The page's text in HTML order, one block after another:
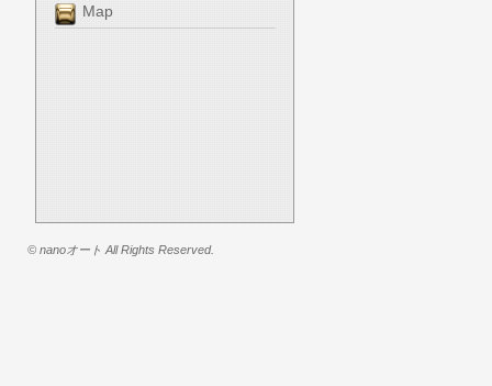
Map
© nanoオート All Rights Reserved.